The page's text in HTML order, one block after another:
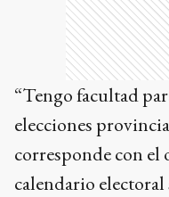
“Tengo facultad
elecciones
corresponde con el
calendario